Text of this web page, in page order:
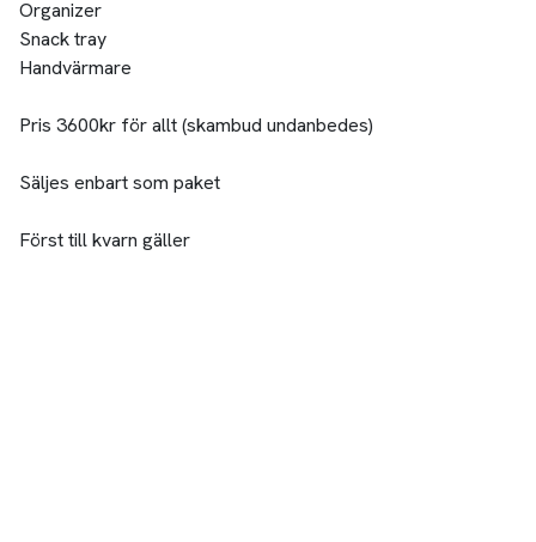
Organizer
Snack tray
Handvärmare
Pris 3600kr för allt (skambud undanbedes)
Säljes enbart som paket
Först till kvarn gäller